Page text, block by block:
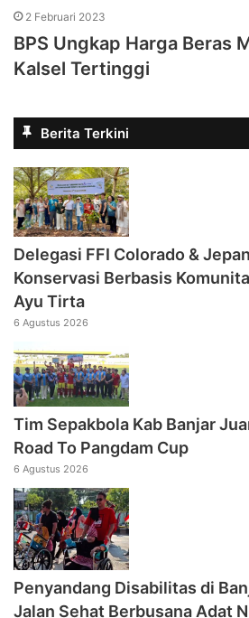
2 Februari 2023
BPS Ungkap Harga Beras
Kalsel Tertinggi
Berita Terkini
Delegasi FFI Colorado &
Konservasi Berbasis
Ayu Tirta
6 Agustus 2026
Tim Sepakbola Kab Banjar
Road To Pangdam Cup
6 Agustus 2026
Penyandang Disabilitas di
Jalan Sehat Berbusana Adat